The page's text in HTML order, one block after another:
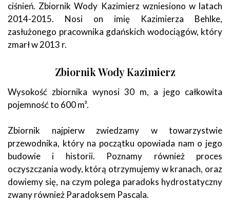
ciśnień. Zbiornik Wody Kazimierz wzniesiono w latach
2014-2015. Nosi on imię Kazimierza Behlke,
zasłużonego pracownika gdańskich wodociągów, który
zmarł w 2013 r.
Zbiornik Wody Kazimierz
Wysokość zbiornika wynosi 30 m, a jego całkowita
pojemność to 600 m³.
Zbiornik najpierw zwiedzamy w towarzystwie
przewodnika, który na początku opowiada nam o jego
budowie i historii. Poznamy również proces
oczyszczania wody, którą otrzymujemy w kranach, oraz
dowiemy się, na czym polega paradoks hydrostatyczny
zwany również Paradoksem Pascala.